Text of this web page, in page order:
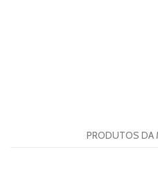
PRODUTOS DA